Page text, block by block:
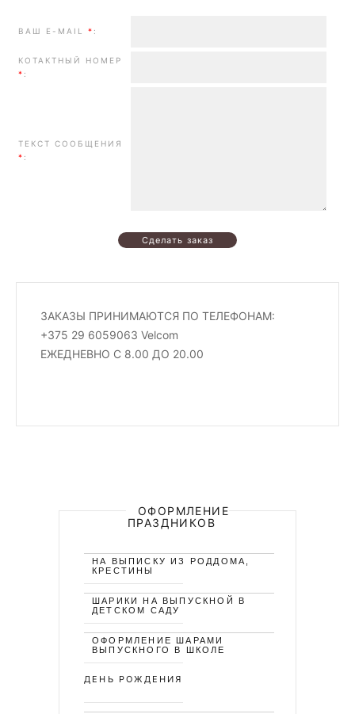
ВАШ E-MAIL * :
КОТАКТНЫЙ НОМЕР
* :
ТЕКСТ СООБЩЕНИЯ
* :
ЗАКАЗЫ ПРИНИМАЮТСЯ ПО ТЕЛЕФОНАМ:
+375 29 6059063 Velcom
ЕЖЕДНЕВНО С 8.00 ДО 20.00
ОФОРМЛЕНИЕ
ПРАЗДНИКОВ
НА ВЫПИСКУ ИЗ РОДДОМА,
КРЕСТИНЫ
ШАРИКИ НА ВЫПУСКНОЙ В
ДЕТСКОМ САДУ
ОФОРМЛЕНИЕ ШАРАМИ
ВЫПУСКНОГО В ШКОЛЕ
ДЕНЬ РОЖДЕНИЯ